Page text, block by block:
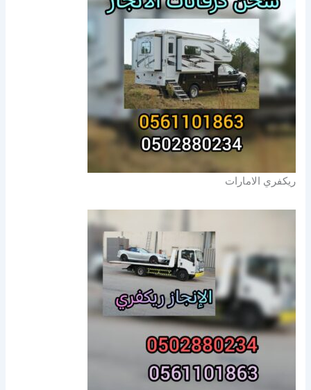
ريكفري الامارات